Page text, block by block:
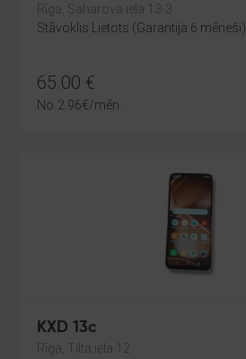
Rīga, Saharova iela 13-3
Stāvoklis Lietots (Garantija 6 mēneši)
65.00 €
No 2.96€/mēn.
KXD 13c
Rīga, Tilta iela 12